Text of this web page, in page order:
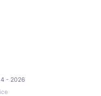
- 2026